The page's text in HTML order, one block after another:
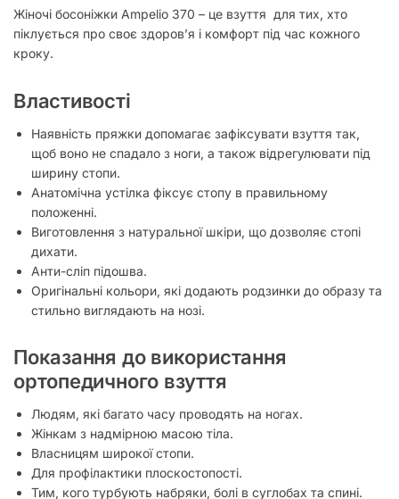
Жіночі босоніжки Ampelio 370 – це взуття для тих, хто
піклується про своє здоров’я і комфорт під час кожного
кроку.
Властивості
Наявність пряжки допомагає зафіксувати взуття так,
щоб воно не спадало з ноги, а також відрегулювати під
ширину стопи.
Анатомічна устілка фіксує стопу в правильному
положенні.
Виготовлення з натуральної шкіри, що дозволяє стопі
дихати.
Анти-сліп підошва.
Оригінальні кольори, які додають родзинки до образу та
стильно виглядають на нозі.
Показання до використання
ортопедичного взуття
Людям, які багато часу проводять на ногах.
Жінкам з надмірною масою тіла.
Власницям широкої стопи.
Для профілактики плоскостопості.
Тим, кого турбують набряки, болі в суглобах та спині.